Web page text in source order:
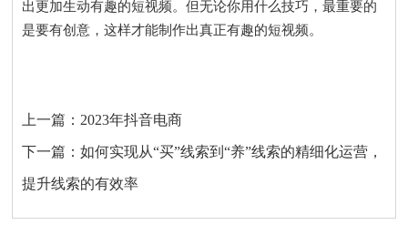
出更加生动有趣的短视频。但无论你用什么技巧，最重要的
是要有创意，这样才能制作出真正有趣的短视频。
上一篇：2023年抖音电商
下一篇：如何实现从“买”线索到“养”线索的精细化运营，
提升线索的有效率